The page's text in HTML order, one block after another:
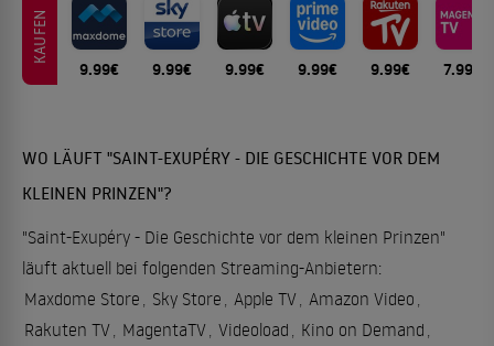
KAUFEN
9.99€ 9.99€ 9.99€ 9.99€ 9.99€ 7.99€
WO LÄUFT "SAINT-EXUPÉRY - DIE GESCHICHTE VOR DEM
KLEINEN PRINZEN"?
"Saint-Exupéry - Die Geschichte vor dem kleinen Prinzen"
läuft aktuell bei folgenden Streaming-Anbietern:
Maxdome Store
Sky Store Apple TV Amazon Video
Rakuten TV MagentaTV Videoload Kino on Demand